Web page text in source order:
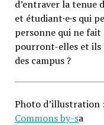
d’entraver la tenue
et étudiant·e·s qui
personne qui ne fait
pourront-elles et ils
des campus ?
Photo d’illustration :
Commons by-sa